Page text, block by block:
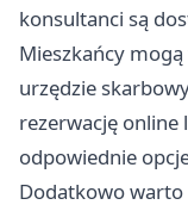
konsultanci są
Mieszkańcy
urzędzie
rezerwację
odpowiednie
Dodatkowo warto